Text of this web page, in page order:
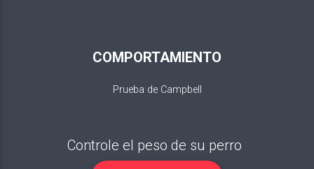
COMPORTAMIENTO
Prueba de Campbell
Controle el peso de su perro